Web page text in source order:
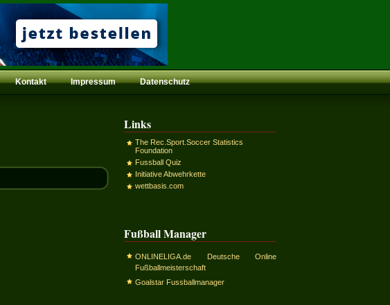
Kontakt Impressum Datenschutz
Links
The Rec.Sport.Soccer Statistics
Foundation
Fussball Quiz
Initiative Abwehrkette
wettbasis.com
Fußball Manager
ONLINELIGA.de Deutsche Online
Fußballmeisterschaft
Goalstar Fussballmanager